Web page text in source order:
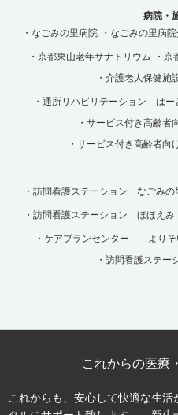
病院・
・なごみの里病院
・なごみの里病
・京都東山老年サナトリウム
・
・介護老人保健
・通所リハビリテーション はー
・サービス付き高齢
・サービス付き高齢者
・訪問看護ステーション なごみの
・訪問看護ステーション ほほえみ
・ケアプランセンター よりそ
・訪問看護ステ
これからの医療
これからも、安心して快適な生